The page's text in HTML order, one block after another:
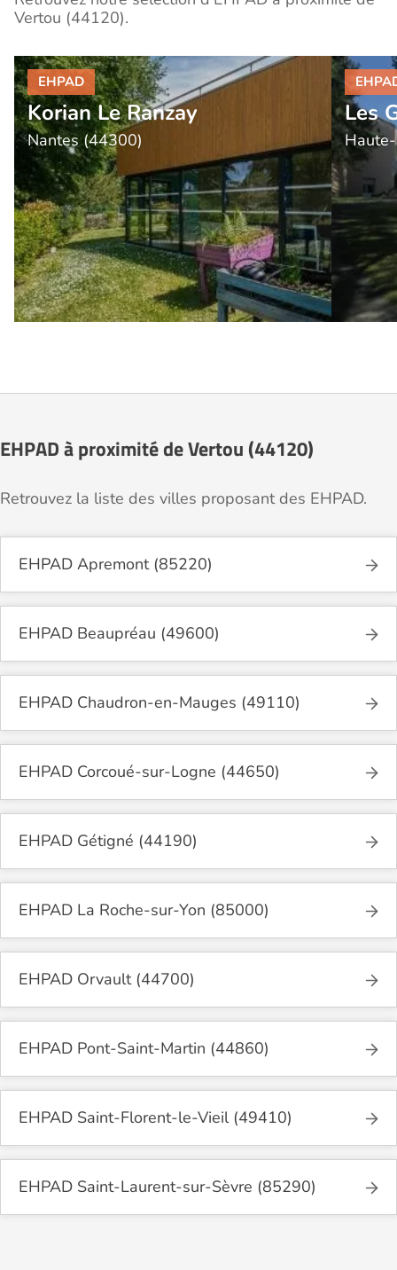
Vertou (44120).
Korian Le Ranzay
Nantes (44300)
Les
EHPAD à proximité de Vertou (44120)
Retrouvez la liste des villes proposant des EHPAD.
EHPAD Apremont (85220)
EHPAD Beaupréau (49600)
EHPAD Chaudron-en-Mauges (49110)
EHPAD Corcoué-sur-Logne (44650)
EHPAD Gétigné (44190)
EHPAD La Roche-sur-Yon (85000)
EHPAD Orvault (44700)
EHPAD Pont-Saint-Martin (44860)
EHPAD Saint-Florent-le-Vieil (49410)
EHPAD Saint-Laurent-sur-Sèvre (85290)